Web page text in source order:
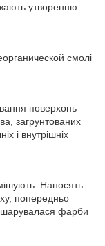
утворенню
смолі
поверхонь
загрунтованих
і внутрішніх
Наносять
попередньо
фарби